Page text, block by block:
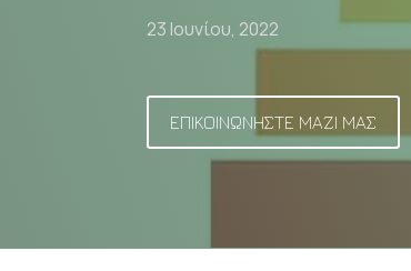
23 Ιουνίου, 2022
ΕΠΙΚΟΙΝΩΝΗΣΤΕ ΜΑΖΙ ΜΑΣ